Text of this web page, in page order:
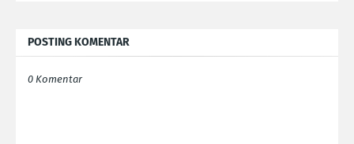
POSTING KOMENTAR
0 Komentar